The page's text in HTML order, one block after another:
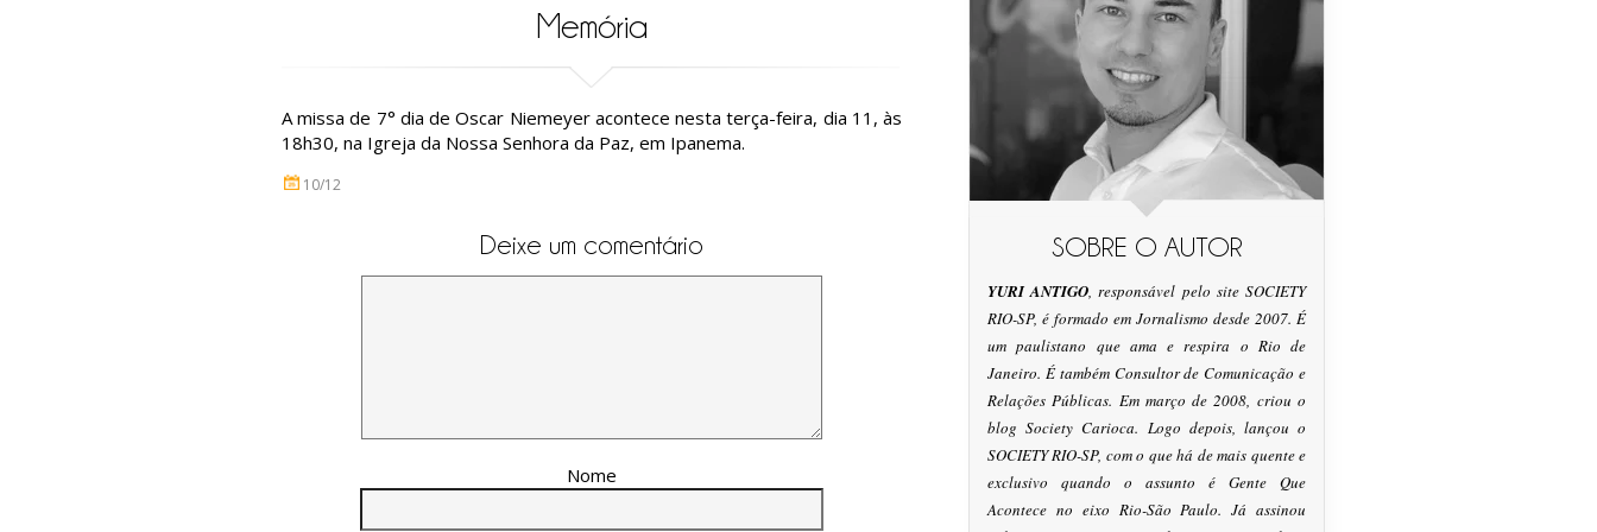
Memória
A missa de 7° dia de Oscar Niemeyer acontece nesta terça-feira, dia 11, às
18h30, na Igreja da Nossa Senhora da Paz, em Ipanema.
10/12
Deixe um comentário
Nome
SOBRE O AUTOR
YURI ANTIGO, responsável pelo site SOCIETY
RIO-SP, é formado em Jornalismo desde 2007. É
um paulistano que ama e respira o Rio de
Janeiro. É também Consultor de Comunicação e
Relações Públicas. Em março de 2008, criou o
blog Society Carioca. Logo depois, lançou o
SOCIETY RIO-SP, com o que há de mais quente e
exclusivo quando o assunto é Gente Que
Acontece no eixo Rio-São Paulo. Já assinou